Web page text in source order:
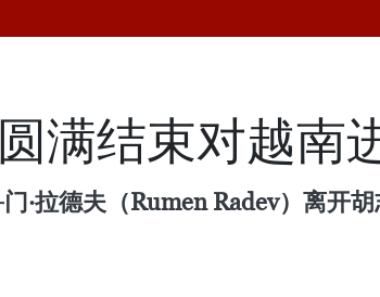
满结束对越南
·拉德夫（Rumen Radev）离开